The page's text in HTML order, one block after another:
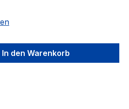
gewünschten Wert
In den Warenkorb